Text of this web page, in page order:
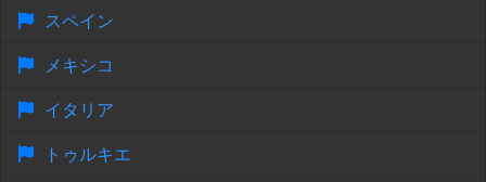
スペイン
メキシコ
イタリア
トゥルキエ